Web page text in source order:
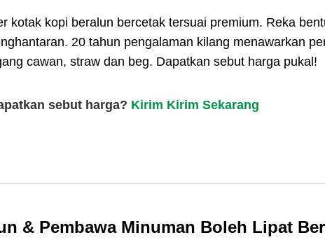
kotak kopi beralun bercetak tersuai premium. Reka
20 tahun pengalaman kilang menawarkan
cawan, straw dan beg. Dapatkan sebut harga pukal!
sebut harga? Kirim Kirim Sekarang
& Pembawa Minuman Boleh Lipat